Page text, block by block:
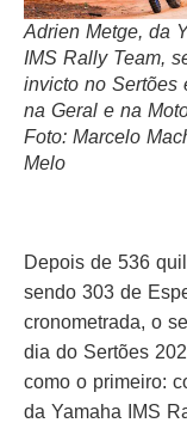
Adrien Metge, da
IMS Rally Team,
invicto no Sertões
na Geral e na
Foto: Marcelo
Melo
Depois de 536
sendo 303 de
cronometrada, o
dia do Sertões
como o primeiro:
da Yamaha IMS